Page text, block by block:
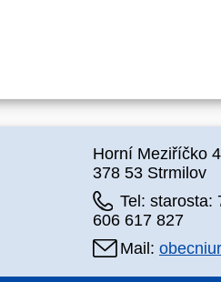
Horní Meziříčko
378 53 Strmilov
Tel: starosta:
606 617 827
Mail: